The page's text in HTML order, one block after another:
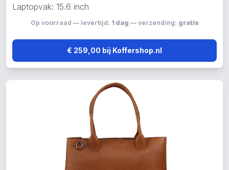
Laptopvak: 15.6 inch
Op voorraad — levertijd: 1 dag — verzending: gratis
€ 259,00 bij Koffershop.nl